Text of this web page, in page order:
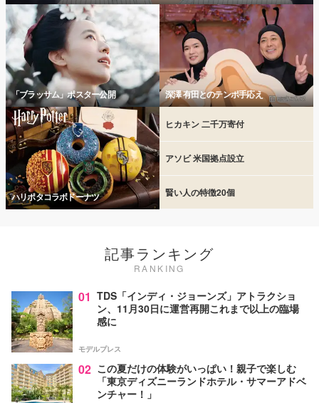
「ブラッサム」ポスター公開 深澤 有田とのテンポ手応え
ハリポタコラボドーナツ
ヒカキン 二千万寄付
アソビ 米国拠点設立
賢い人の特徴20個
記事ランキング
RANKING
01 TDS「インディ・ジョーンズ」アトラクショ
ン、11月30日に運営再開これまで以上の臨場
感に
モデルプレス
02 この夏だけの体験がいっぱい！親子で楽しむ
「東京ディズニーランドホテル・サマーアドベ
ンチャー！」